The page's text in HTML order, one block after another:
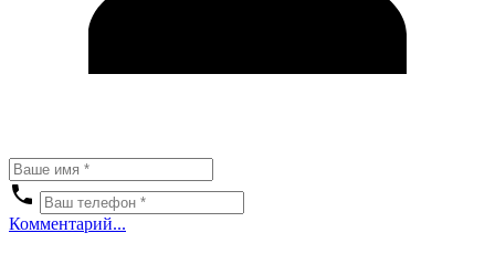
Комментарий...